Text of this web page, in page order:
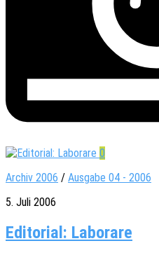
0
Archiv 2006 / Ausgabe 04 - 2006
5. Juli 2006
Editorial: Laborare